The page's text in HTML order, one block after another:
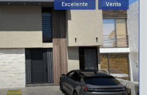
Excelente Venta